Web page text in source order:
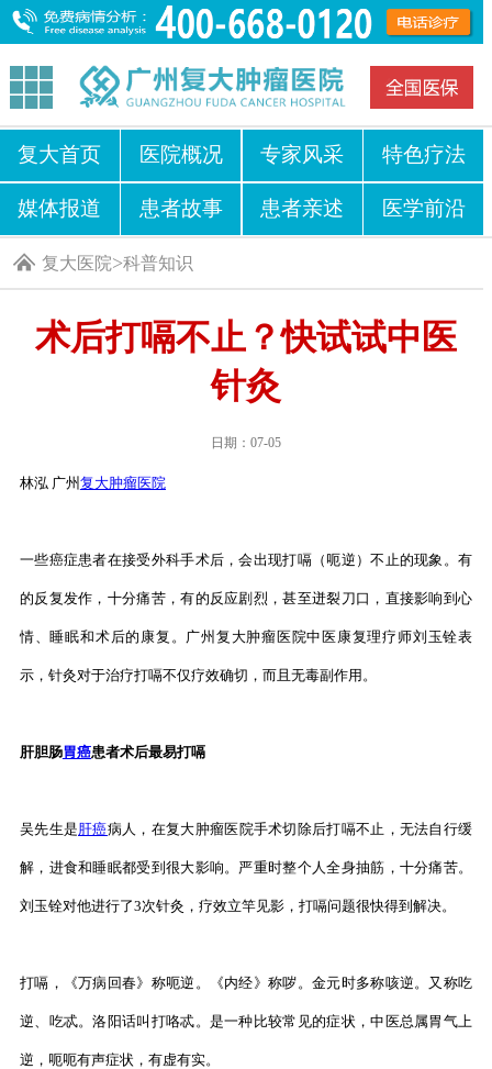
复大首页 医院概况 专家风采 特色疗法
媒体报道 患者故事 患者亲述 医学前沿
复大医院>科普知识
术后打嗝不止？快试试中医
针灸
日期：07-05
林泓 广州 复大肿瘤医院
一些癌症患者在接受外科手术后，会出现打嗝（呃逆）不止的现象。有
的反复发作，十分痛苦，有的反应剧烈，甚至迸裂刀口，直接影响到心
情、睡眠和术后的康复。广州复大肿瘤医院中医康复理疗师刘玉铨表
示，针灸对于治疗打嗝不仅疗效确切，而且无毒副作用。
肝胆肠胃癌患者术后最易打嗝
吴先生是 肝癌病人，在复大肿瘤医院手术切除后打嗝不止，无法自行缓
解，进食和睡眠都受到很大影响。严重时整个人全身抽筋，十分痛苦。
刘玉铨对他进行了3次针灸，疗效立竿见影，打嗝问题很快得到解决。
打嗝，《万病回春》称呃逆。《内经》称哕。金元时多称咳逆。又称吃
逆、吃忒。洛阳话叫打咯忒。是一种比较常见的症状，中医总属胃气上
逆，呃呃有声症状，有虚有实。